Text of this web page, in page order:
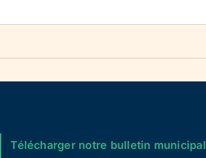
Télécharger notre bulletin municipal